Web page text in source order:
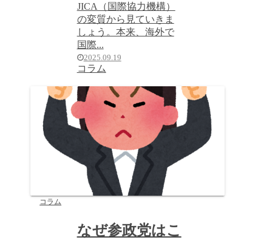
JICA（国際協力機構）
の変質から見ていきま
しょう。本来、海外で
国際...
2025.09.19
コラム
コラム
なぜ参政党はこ